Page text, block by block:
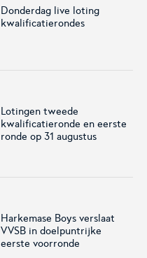
KNVB Ticketshop
Donderdag live loting
kwalificatierondes
Lotingen tweede
kwalificatieronde en eerste
ronde op 31 augustus
Harkemase Boys verslaat
VVSB in doelpuntrijke
eerste voorronde